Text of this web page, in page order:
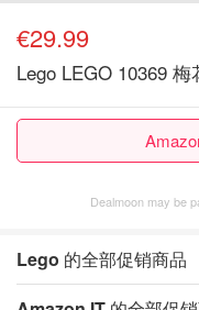
€29.99
Lego LEGO 10369
Dealmoon may be
Lego 的全部促销商品